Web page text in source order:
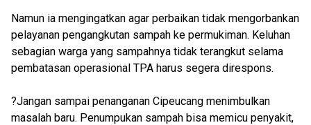
Namun ia mengingatkan agar perbaikan tidak mengorbankan
pelayanan pengangkutan sampah ke permukiman. Keluhan
sebagian warga yang sampahnya tidak terangkut selama
pembatasan operasional TPA harus segera direspons.
?Jangan sampai penanganan Cipeucang menimbulkan
masalah baru. Penumpukan sampah bisa memicu penyakit,